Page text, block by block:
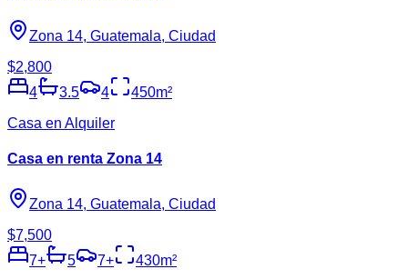
Zona 14, Guatemala, Ciudad
$2,800
4
3.5 4 450m²
Casa en Alquiler
Casa en renta Zona 14
Zona 14, Guatemala, Ciudad
$7,500
7+ 5 7+ 430m²